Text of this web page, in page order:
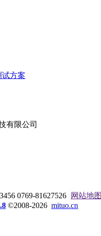
试方案
0769-81627526
网站地图
©2008-2026 mituo.cn